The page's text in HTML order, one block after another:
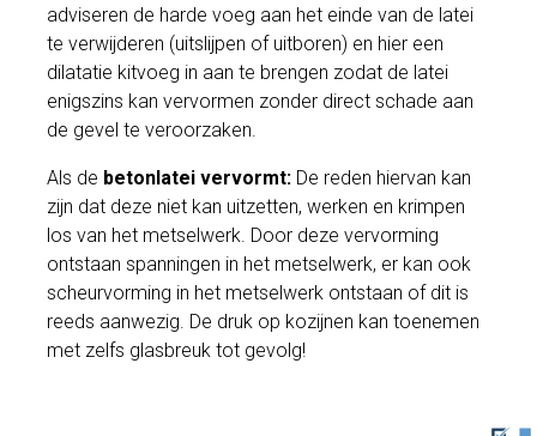
adviseren de harde voeg aan het einde van de latei
te verwijderen (uitslijpen of uitboren) en hier een
dilatatie kitvoeg in aan te brengen zodat de latei
enigszins kan vervormen zonder direct schade aan
de gevel te veroorzaken.
Als de betonlatei vervormt: De reden hiervan kan
zijn dat deze niet kan uitzetten, werken en krimpen
los van het metselwerk. Door deze vervorming
ontstaan spanningen in het metselwerk, er kan ook
scheurvorming in het metselwerk ontstaan of dit is
reeds aanwezig. De druk op kozijnen kan toenemen
met zelfs glasbreuk tot gevolg!